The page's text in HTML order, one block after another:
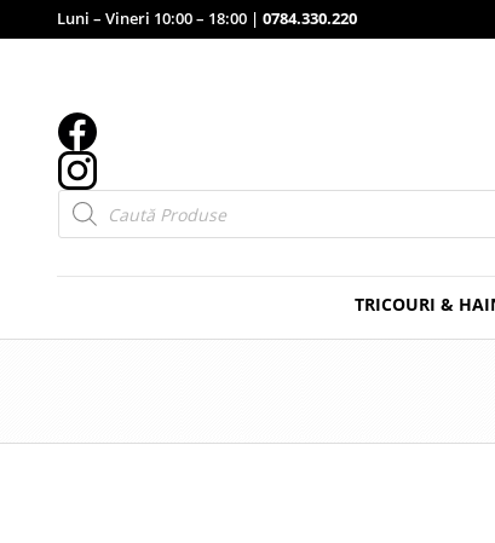
Luni – Vineri 10:00 – 18:00 | 0784.330.220
Products
search
TRICOURI &